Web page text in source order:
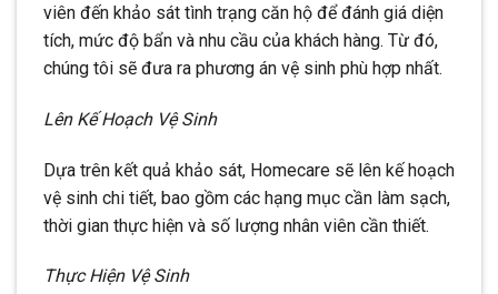
viên đến khảo sát tình trạng căn hộ để đánh giá diện
tích, mức độ bẩn và nhu cầu của khách hàng. Từ đó,
chúng tôi sẽ đưa ra phương án vệ sinh phù hợp nhất.
Lên Kế Hoạch Vệ Sinh
Dựa trên kết quả khảo sát, Homecare sẽ lên kế hoạch
vệ sinh chi tiết, bao gồm các hạng mục cần làm sạch,
thời gian thực hiện và số lượng nhân viên cần thiết.
Thực Hiện Vệ Sinh